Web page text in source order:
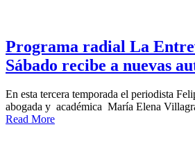
Programa radial La
Sábado recibe a nuevas
En esta tercera temporada el periodista
abogada y académica María Elena
Read More